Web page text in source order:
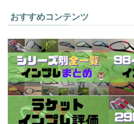
おすすめコンテンツ